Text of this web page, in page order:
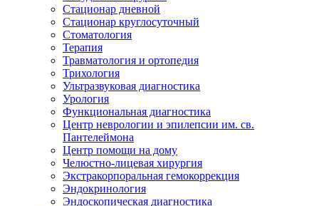
Стационар дневной
Стационар круглосуточный
Стоматология
Терапия
Травматология и ортопедия
Трихология
Ультразвуковая диагностика
Урология
Функциональная диагностика
Центр неврологии и эпилепсии им. св.
Пантелеймона
Центр помощи на дому
Челюстно-лицевая хирургия
Экстракорпоральная гемокоррекция
Эндокринология
Эндоскопическая диагностика